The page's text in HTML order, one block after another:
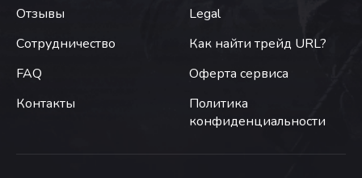
Отзывы
Сотрудничество
FAQ
Контакты
Legal
Как найти трейд URL?
Оферта сервиса
Политика
конфиденциальности